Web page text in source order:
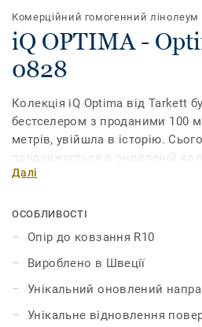
Комерційний гомогенний лінолеум
iQ OPTIMA -
0828
Колекція iQ Optima від Tarkett
бестселером з проданими 100
метрів, увійшла в історію.
продовжується в оновленій
кольорів, колекція натхненна
iQ Optima має оновлений ефект
напівпрозорою крихтою,
яка тепер доступна в 3
iQ Optima відома своєю
Далі
ОСОБЛИВОСТІ
Опір до ковзання R10
Вироблено в Швеції
Унікальний оновлений
Унікальне відновлення